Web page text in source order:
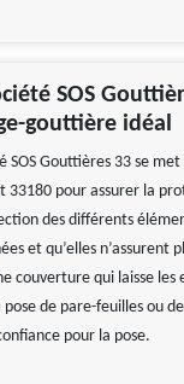
SOS
gouttière idéal
SOS Gouttières 33 se
33180 pour assurer la
des différents
et qu’elles n’assurent
couverture qui laisse
pose de pare-feuilles ou
pour la pose.